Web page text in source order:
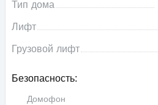
Тип дома
Лифт
Грузовой лифт
Безопасность:
Домофон